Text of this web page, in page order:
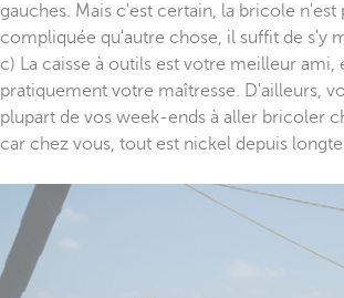
gauches. Mais c'est certain, la bricole n'est
compliquée qu'autre chose, il suffit de s'y
c) La caisse à outils est votre meilleur ami,
pratiquement votre maîtresse. D'ailleurs,
plupart de vos week-ends à aller bricoler
car chez vous, tout est nickel depuis